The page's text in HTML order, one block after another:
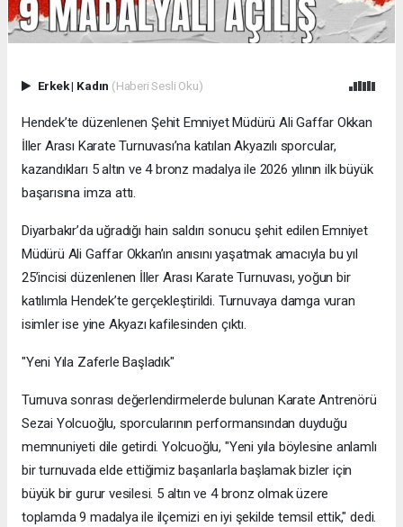
Erkek| Kadın (Haberi Sesli Oku)
Hendek’te düzenlenen Şehit Emniyet Müdürü Ali Gaffar Okkan
İller Arası Karate Turnuvası’na katılan Akyazılı sporcular,
kazandıkları 5 altın ve 4 bronz madalya ile 2026 yılının ilk büyük
başarısına imza attı.
​Diyarbakır’da uğradığı hain saldırı sonucu şehit edilen Emniyet
Müdürü Ali Gaffar Okkan’ın anısını yaşatmak amacıyla bu yıl
25’incisi düzenlenen İller Arası Karate Turnuvası, yoğun bir
katılımla Hendek’te gerçekleştirildi. Turnuvaya damga vuran
isimler ise yine Akyazı kafilesinden çıktı.
​"Yeni Yıla Zaferle Başladık"
​Turnuva sonrası değerlendirmelerde bulunan Karate Antrenörü
Sezai Yolcuoğlu, sporcularının performansından duyduğu
memnuniyeti dile getirdi. Yolcuoğlu, "Yeni yıla böylesine anlamlı
bir turnuvada elde ettiğimiz başarılarla başlamak bizler için
büyük bir gurur vesilesi. 5 altın ve 4 bronz olmak üzere
toplamda 9 madalya ile ilçemizi en iyi şekilde temsil ettik," dedi.